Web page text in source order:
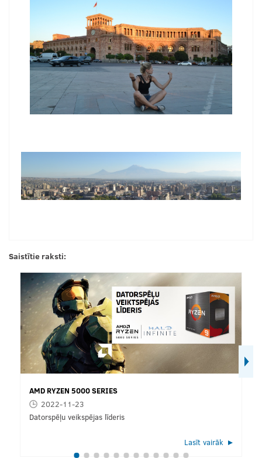
Saistītie raksti:
AMD RYZEN 5000 SERIES
2022-11-23
Datorspēļu veikspējas līderis
Lasīt vairāk